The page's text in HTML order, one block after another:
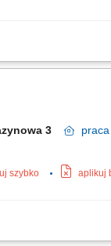
narzędzi oraz dobór
3 praca
szybko aplikuj